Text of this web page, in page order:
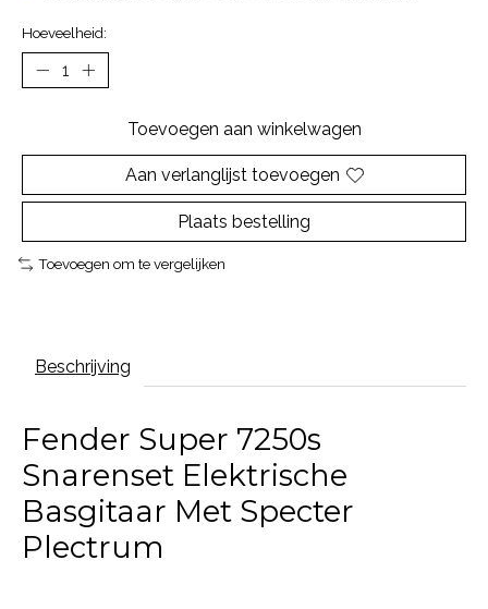
Hoeveelheid:
Toevoegen aan winkelwagen
Aan verlanglijst toevoegen
Plaats bestelling
Toevoegen om te vergelijken
Beschrijving
Fender Super 7250s
Snarenset Elektrische
Basgitaar Met Specter
Plectrum